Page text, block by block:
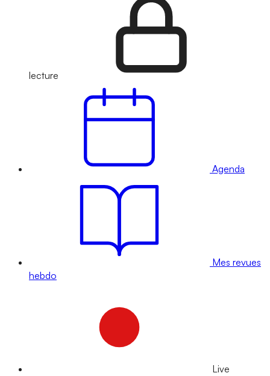
lecture
Agenda
Mes revues
hebdo
Live